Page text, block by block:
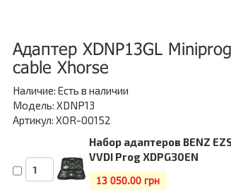
Адаптер XDNP13GL
cable Xhorse
Наличие: Есть в наличии
Модель: XDNP13
Артикул: XOR-00152
Набор адаптеров BENZ
VVDI Prog XDPG30EN
13 050.00 грн